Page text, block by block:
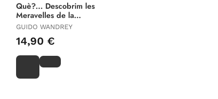
Què?... Descobrim les
Meravelles de la
Natura
GUIDO WANDREY
14,90 €